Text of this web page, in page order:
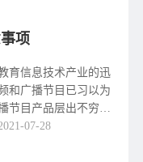
清录播服务器连接的
和广播服务器需要大
定的网络连接才能
项
育信息技术产业的迅
和广播节目已习以为
节目产品层出不穷。
的发展趋势，基本解
07-28